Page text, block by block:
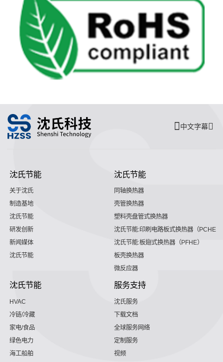
中文字幕
沈氏节能
关于沈氏
制造基地
沈氏节能
研发创新
新闻媒体
沈氏节能
沈氏节能
同轴换热器
壳管换热器
塑料壳盘管式换热器
沈氏节能:印刷电路板式换热器（PCHE）
沈氏节能:板翅式换热器（PFHE）
板壳换热器
微反应器
沈氏节能
HVAC
冷链/冷藏
家电/食品
绿色电力
海工船舶
服务支持
沈氏服务
下载文档
全球服务网络
定制服务
视频